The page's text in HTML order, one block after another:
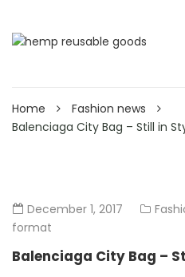
Home
Fashion news
Balenciaga City Bag – Still in
December 1, 2017
format
Balenciaga City Bag –